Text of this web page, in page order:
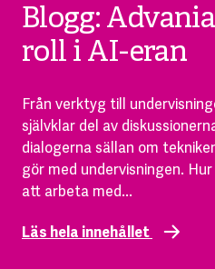
Blogg:
roll i AI-eran
Från verktyg till
självklar del av
dialogerna sällan om
gör med undervisningen.
att arbeta med...
Läs hela innehållet